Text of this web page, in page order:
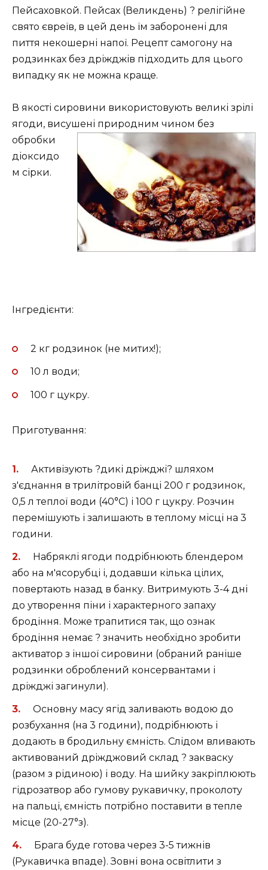
Пейсаховкой. Пейсах (Великдень) ? релігійне
свято євреїв, в цей день їм заборонені для
пиття некошерні напої. Рецепт самогону на
родзинках без дріжджів підходить для цього
випадку як не можна краще.
В якості сировини використовують великі зрілі
ягоди, висушені природним чином без
обробки
діоксидо
м сірки.
Інгредієнти:
2 кг родзинок (не митих!);
10 л води;
100 г цукру.
Приготування:
Активізують ?дикі дріжджі? шляхом
з'єднання в трилітровій банці 200 г родзинок,
0,5 л теплої води (40°C) і 100 г цукру. Розчин
перемішують і залишають в теплому місці на 3
години.
Набряклі ягоди подрібнюють блендером
або на м'ясорубці і, додавши кілька цілих,
повертають назад в банку. Витримують 3-4 дні
до утворення піни і характерного запаху
бродіння. Може трапитися так, що ознак
бродіння немає ? значить необхідно зробити
активатор з іншої сировини (обраний раніше
родзинки оброблений консервантами і
дріжджі загинули).
Основну масу ягід заливають водою до
розбухання (на 3 години), подрібнюють і
додають в бродильну ємність. Слідом вливають
активований дріжджовий склад ? закваску
(разом з рідиною) і воду. На шийку закріплюють
гідрозатвор або гумову рукавичку, проколоту
на пальці, ємність потрібно поставити в тепле
місце (20-27°з).
Брага буде готова через 3-5 тижнів
(Рукавичка впаде). Зовні вона освітлити з